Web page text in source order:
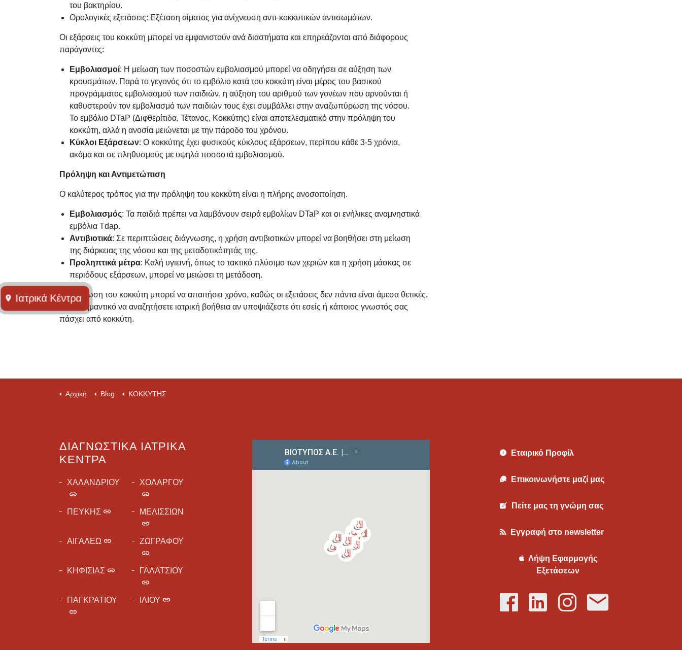
του βακτηρίου.
Ορολογικές εξετάσεις: Εξέταση αίματος για ανίχνευση αντι-κοκκυτικών αντισωμάτων.
Οι εξάρσεις του κοκκύτη μπορεί να εμφανιστούν ανά διαστήματα και επηρεάζονται από διάφορους
παράγοντες:
Εμβολιασμοί: Η μείωση των ποσοστών εμβολιασμού μπορεί να οδηγήσει σε αύξηση των
κρουσμάτων. Παρά το γεγονός ότι το εμβόλιο κατά του κοκκύτη είναι μέρος του βασικού
προγράμματος εμβολιασμού των παιδιών, η αύξηση του αριθμού των γονέων που αρνούνται ή
καθυστερούν τον εμβολιασμό των παιδιών τους έχει συμβάλλει στην αναζωπύρωση της νόσου.
Το εμβόλιο DTaP (Διφθερίτιδα, Τέτανος, Κοκκύτης) είναι αποτελεσματικό στην πρόληψη του
κοκκύτη, αλλά η ανοσία μειώνεται με την πάροδο του χρόνου.
Κύκλοι Εξάρσεων: Ο κοκκύτης έχει φυσικούς κύκλους εξάρσεων, περίπου κάθε 3-5 χρόνια,
ακόμα και σε πληθυσμούς με υψηλά ποσοστά εμβολιασμού.
Πρόληψη και Αντιμετώπιση
Ο καλύτερος τρόπος για την πρόληψη του κοκκύτη είναι η πλήρης ανοσοποίηση.
Εμβολιασμός: Τα παιδιά πρέπει να λαμβάνουν σειρά εμβολίων DTaP και οι ενήλικες αναμνηστικά
εμβόλια Tdap.
Αντιβιοτικά: Σε περιπτώσεις διάγνωσης, η χρήση αντιβιοτικών μπορεί να βοηθήσει στη μείωση
της διάρκειας της νόσου και της μεταδοτικότητάς της.
Προληπτικά μέτρα: Καλή υγιεινή, όπως το τακτικό πλύσιμο των χεριών και η χρήση μάσκας σε
περιόδους εξάρσεων, μπορεί να μειώσει τη μετάδοση.
Η διάγνωση του κοκκύτη μπορεί να απαιτήσει χρόνο, καθώς οι εξετάσεις δεν πάντα είναι άμεσα θετικές.
Είναι σημαντικό να αναζητήσετε ιατρική βοήθεια αν υποψιάζεστε ότι εσείς ή κάποιος γνωστός σας
πάσχει από κοκκύτη.
Αρχική Blog ΚΟΚΚΥΤΗΣ
ΔΙΑΓΝΩΣΤΙΚΆ ΙΑΤΡΙΚΆ
ΚΈΝΤΡΑ
ΧΑΛΑΝΔΡΙΟΥ ΧΟΛΑΡΓΟΥ
ΠΕΥΚΗΣ ΜΕΛΙΣΣΙΩΝ
ΑΙΓΑΛΕΩ ΖΩΓΡΑΦΟΥ
ΚΗΦΙΣΙΑΣ ΓΑΛΑΤΣΙΟΥ
ΠΑΓΚΡΑΤΙΟΥ ΙΛΙΟΥ
Εταιρικό Προφίλ
Επικοινωνήστε μαζί μας
Πείτε μας τη γνώμη σας
Εγγραφή στο newsletter
Λήψη Εφαρμογής
Εξετάσεων
Ιατρικά Kέντρα